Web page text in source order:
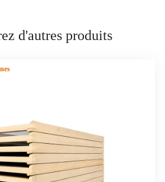
d'autres produits